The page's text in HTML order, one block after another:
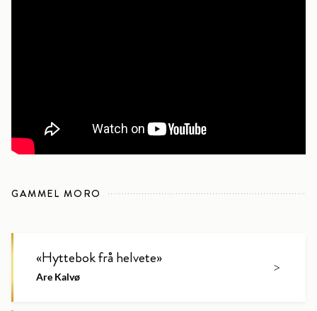
GAMMEL MORO
«Hyttebok frå helvete»
Are Kalvø
>